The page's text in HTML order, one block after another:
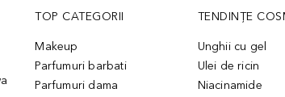
TOP CATEGORII
Makeup
Parfumuri barbati
Parfumuri dama
TENDINȚE
Unghii cu gel
Ulei de ricin
Niacinamide